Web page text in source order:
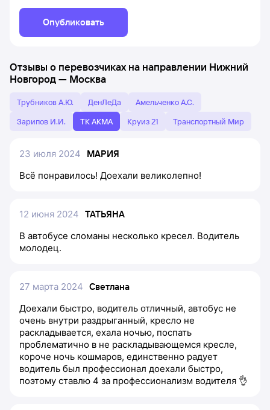
Опубликовать
Отзывы о перевозчиках на направлении Нижний
Новгород— Москва
Трубников А.Ю. ДенЛеДа
Амельченко А.С.
Зарипов И.И.
ТК АКМА Круиз 21 Транспортный Мир
23 июля 2024
МАРИЯ
Всё понравилось! Доехали великолепно!
12 июня 2024 ТАТЬЯНА
В автобусе сломаны несколько кресел. Водитель
молодец.
27 марта 2024 Светлана
Доехали быстро, водитель отличный, автобус не
очень внутри раздрыганный, кресло не
раскладывается, ехала ночью, поспать
проблематично в не раскладывающемся кресле,
короче ночь кошмаров, единственно радует
водитель был профессионал доехали быстро,
поэтому ставлю 4 за профессионализм водителя 👌